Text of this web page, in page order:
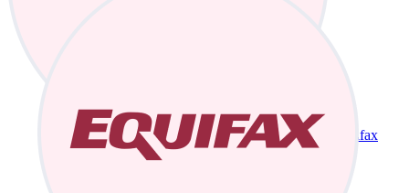
Equifax